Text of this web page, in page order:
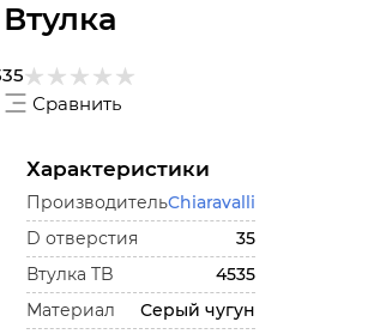
Сравнить
Характеристики
ПроизводительChiaravalli
D отверстия
35
Втулка TB
4535
Материал
Серый чугун